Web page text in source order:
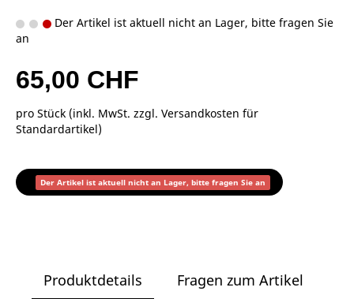
Der Artikel ist aktuell nicht an Lager, bitte fragen Sie
an
65,00 CHF
pro Stück (inkl. MwSt. zzgl. Versandkosten für
Standardartikel)
Der Artikel ist aktuell nicht an Lager, bitte fragen Sie an
Produktdetails
Fragen zum Artikel